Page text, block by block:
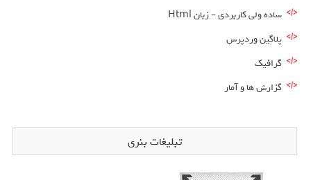
ساده ولی کاربردی – زبان Html
پلاگین وردپرس
گرافیک
گزارش ها و آمار
تبلیغات بنری